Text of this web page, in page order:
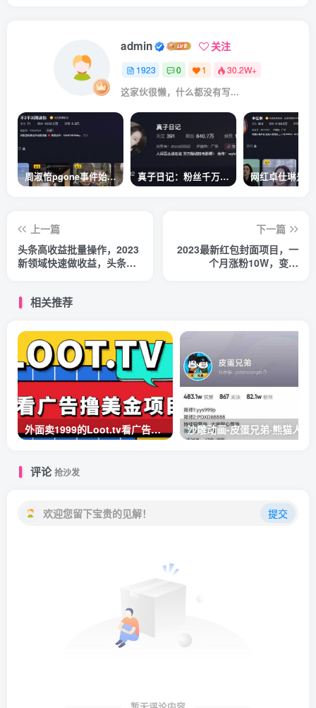
admin 关注
1923 0 1 30.2W+
这家伙很懒，什么都没有写...
周淑怡pgone事件始末，周淑怡现状 真子日记：粉丝千万的真子日记是最懂反转的网红吗？
上一篇
头条高收益批量操作，2023
新领域快速做收益，头条号
下一篇
2023最新红包封面项目，一
个月涨粉10W，变现
相关推荐
外面卖1999的Loot.tv看广告撸美金项目，号称月入轻松4000【详细教程+上车资源渠道】
评论抢沙发
欢迎您留下宝贵的见解！ 提交